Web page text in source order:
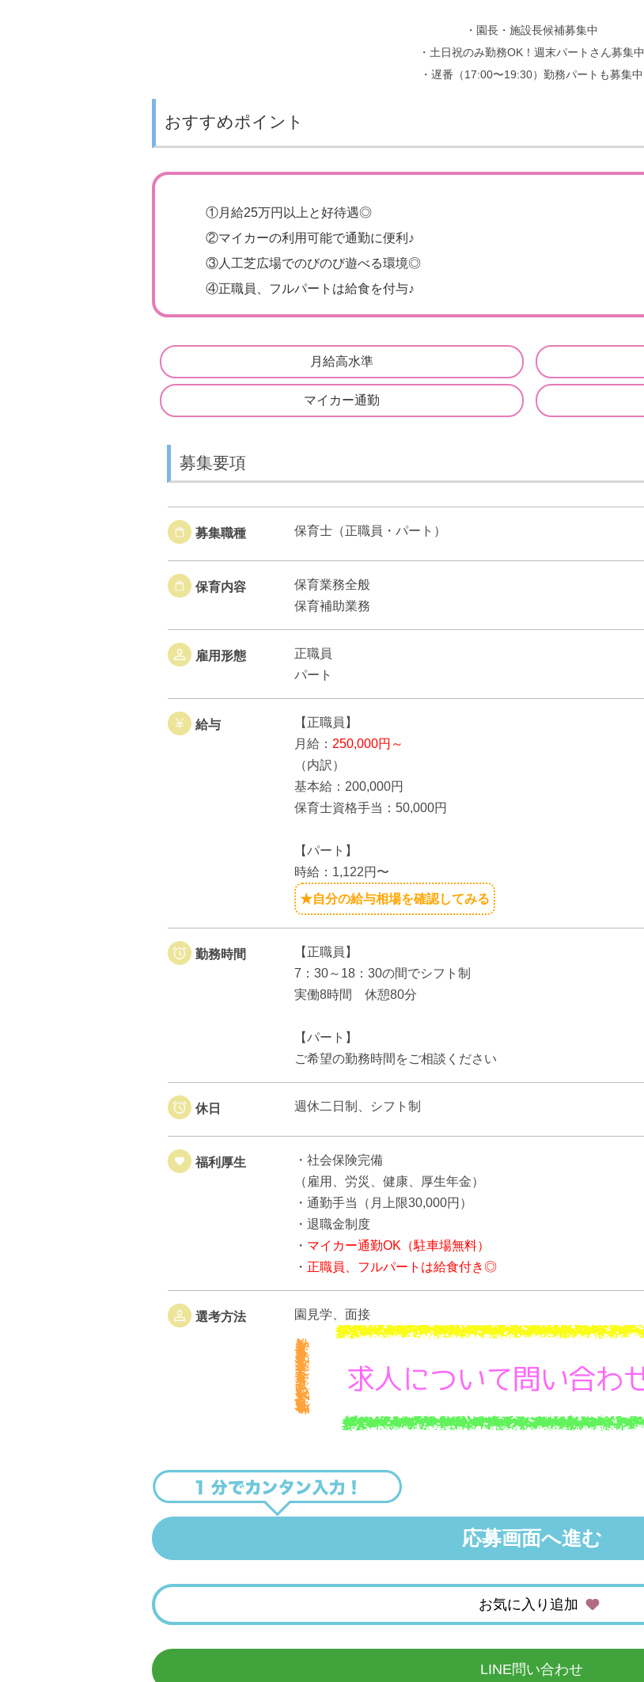
・園長・施設長候補募集中
・土日祝のみ勤務OK！週末パートさん募集中
・遅番（17:00〜19:30）勤務パートも募集中
おすすめポイント
①月給25万円以上と好待遇◎
②マイカーの利用可能で通勤に便利♪
③ 人工芝広場でのびのび遊べる環境◎
④正職員、フルパートは給食を付与♪
月給高水準
マイカー通勤
募集要項
募集職種 保育士（正職員・パート）
保育内容
保育業務全般
保育補助業務
雇用形態
正職員
パート
給与
【正職員】
月給： 250,000円～
（内訳）
基本給：200,000円
保育士資格手当：50,000円
【パート】
時給：1,122円〜
★自分の給与相場を確認してみる
勤務時間
【正職員】
7：30～18：30の間でシフト制
実働8時間 休憩80分
【パート】
ご希望の勤務時間をご相談ください
休日 週休二日制、シフト制
福利厚生
・社会保険完備
（雇用、労災、健康、厚生年金）
・通勤手当（月上限30,000円）
・退職金制度
・ マイカー通勤OK（駐車場無料）
・ 正職員、フルパートは給食付き◎
選考方法 園見学、面接
応募画面へ進む
お気に入り追加
LINE問い合わせ